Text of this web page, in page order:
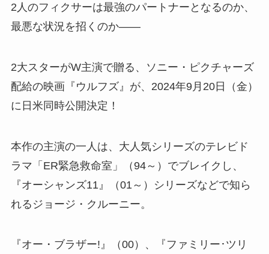
2人のフィクサーは最強のパートナーとなるのか、
最悪な状況を招くのか――
2大スターがW主演で贈る、ソニー・ピクチャーズ
配給の映画『ウルフズ』が、2024年9月20日（金）
に日米同時公開決定！
本作の主演の一人は、大人気シリーズのテレビド
ラマ「ER緊急救命室」（94～）でブレイクし、
『オーシャンズ11』（01～）シリーズなどで知ら
れるジョージ・クルーニー。
『オー・ブラザー!』（00）、『ファミリー･ツリ